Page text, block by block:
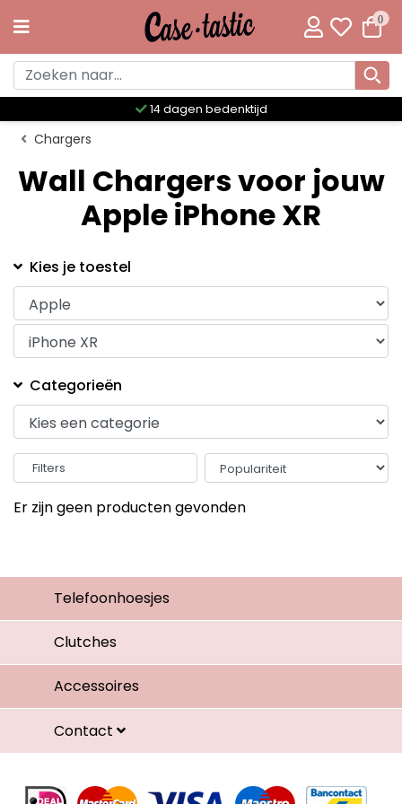
0
14 dagen bedenktijd
Chargers
Wall Chargers voor jouw
Apple iPhone XR
Kies je toestel
Categorieën
Filters
Er zijn geen producten gevonden
Telefoonhoesjes
Clutches
Accessoires
Contact